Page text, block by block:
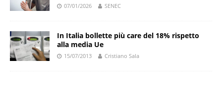
07/01/2026 SENEC
In Italia bollette più care del 18% rispetto
alla media Ue
15/07/2013 Cristiano Sala